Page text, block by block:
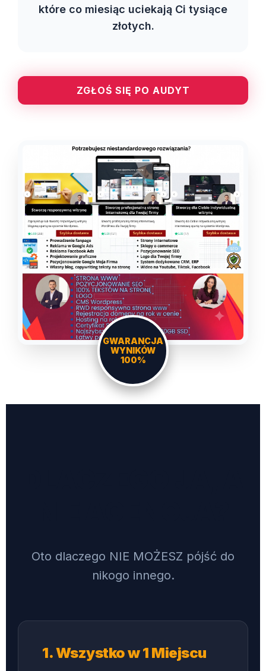
które co miesiąc uciekają Ci tysiące
złotych.
ZGŁOŚ SIĘ PO AUDYT
GWARANCJA
WYNIKÓW
100%
Oto dlaczego NIE MOŻESZ pójść do
nikogo innego.
1. Wszystko w 1 Miejscu